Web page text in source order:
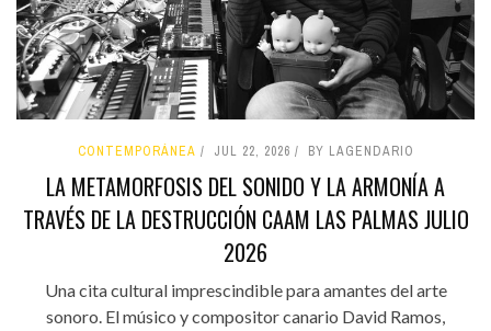
CONTEMPORÁNEA JUL 22, 2026 BY LAGENDARIO
LA METAMORFOSIS DEL SONIDO Y LA ARMONÍA A
TRAVÉS DE LA DESTRUCCIÓN CAAM LAS PALMAS JULIO
2026
Una cita cultural imprescindible para amantes del arte
sonoro. El músico y compositor canario David Ramos,